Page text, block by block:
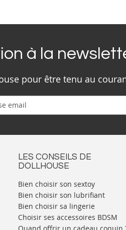
à la
pour être tenu au
LES CONSEILS DE
DOLLHOUSE
Bien choisir son sextoy
Bien choisir son lubrifiant
Bien choisir sa lingerie
Choisir ses accessoires BDSM